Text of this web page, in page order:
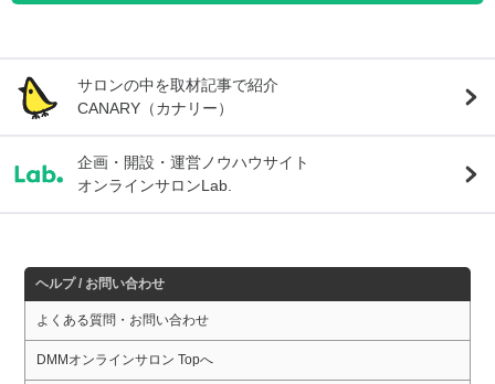
サロンの中を取材記事で紹介
CANARY（カナリー）
企画・開設・運営ノウハウサイト
オンラインサロンLab.
ヘルプ / お問い合わせ
よくある質問・お問い合わせ
DMMオンラインサロン Topへ